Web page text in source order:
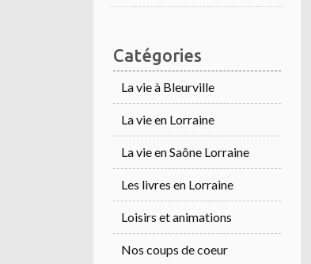
Catégories
La vie à Bleurville
La vie en Lorraine
La vie en Saône Lorraine
Les livres en Lorraine
Loisirs et animations
Nos coups de coeur